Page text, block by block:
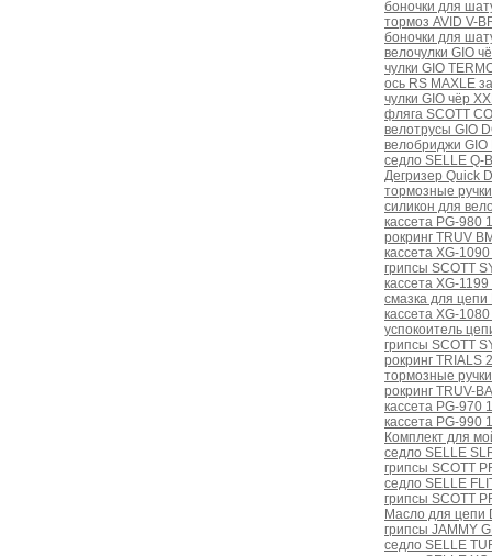
боночки для
тормоз AVID V-
боночки для
велочулки GIO
чулки GIO
ось RS MAXLE
чулки GIO чёр
фляга SCOTT
велотрусы GIO
велобриджи GIO
седло SELLE Q-
Дегризер Quick
тормозные
силикон для
кассета PG-980
рокринг TRUV
кассета XG-
грипсы SCOTT
кассета XG-
смазка для цепи
кассета XG-
успокоитель
грипсы SCOTT
рокринг TRIALS
тормозные
рокринг TRUV-
кассета PG-970
кассета PG-990
Комплект для
седло SELLE
грипсы SCOTT
седло SELLE
грипсы SCOTT
Масло для цепи
грипсы JAMMY
седло SELLE